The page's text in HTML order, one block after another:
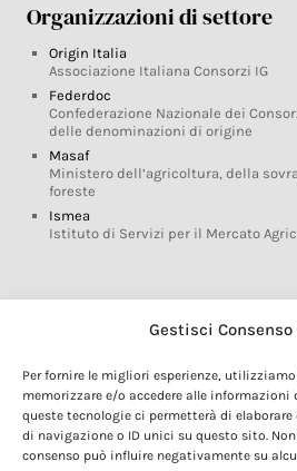
Gestisci Consenso
Per fornire le migliori esperienze,
memorizzare e/o accedere alle informazioni
queste tecnologie ci permetterà di
di navigazione o ID unici su questo sito.
consenso può influire negativamente su
Organizzazioni di settore
Origin Italia
Associazione Italiana Consorzi IG
Federdoc
Confederazione Nazionale dei
delle denominazioni di origine
Masaf
Ministero dell’agricoltura, della
foreste
Ismea
Istituto di Servizi per il Mercato
Glossario DOP IGP
Marchi DOP IGP
Normativa prodotti DOP IGP
Consorzi di Tutela
Farm To Fork e prodotti DOP IGP